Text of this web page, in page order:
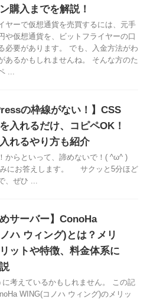
購入までを解説！
ヤーで仮想通貨を売買するには、元手
や仮想通貨を、ビットフライヤーの口
必要があります。 でも、入金方法がわ
あるかもしれませんね。 そんな方のた
...
の枠線がない！】CSS
入れるだけ、コピペOK！
れるやり方も紹介
からといって、諦めないで！( ^ω^ )
にお答えします。 サクッと5分ほど
、ぜひ ...
めサーバー】ConoHa
ハ ウィング)とは？メリ
ットや特徴、料金体系に
に考えているかもしれません。 この記
WING(コノハ ウィング)のメリッ